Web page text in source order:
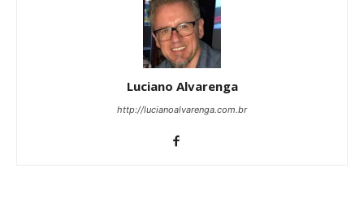
Luciano Alvarenga
http://lucianoalvarenga.com.br